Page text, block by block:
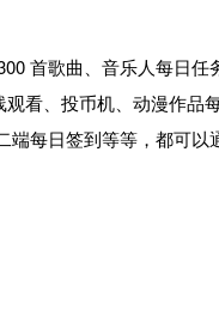
首歌曲、音乐人每日任
看、投币机、动漫作品
每日签到等等，都可以